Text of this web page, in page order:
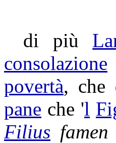
di più
consolazione
povertà, che
pane che 'l
Filius famen